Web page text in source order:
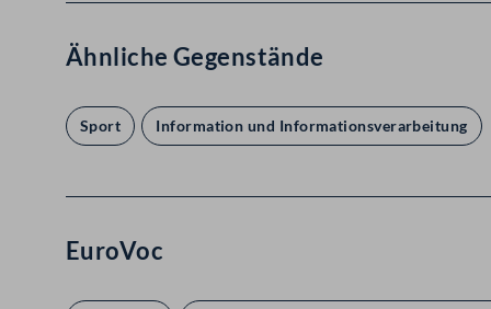
Ähnliche Gegenstände
Sport Information und Informationsverarbeitung
EuroVoc